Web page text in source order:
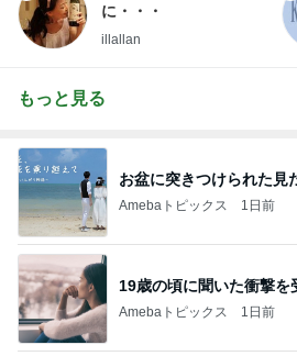
に・・・
illallan
もっと見る
お盆に突きつけられた見
Amebaトピックス 1日前
19歳の頃に聞いた衝撃を
Amebaトピックス 1日前